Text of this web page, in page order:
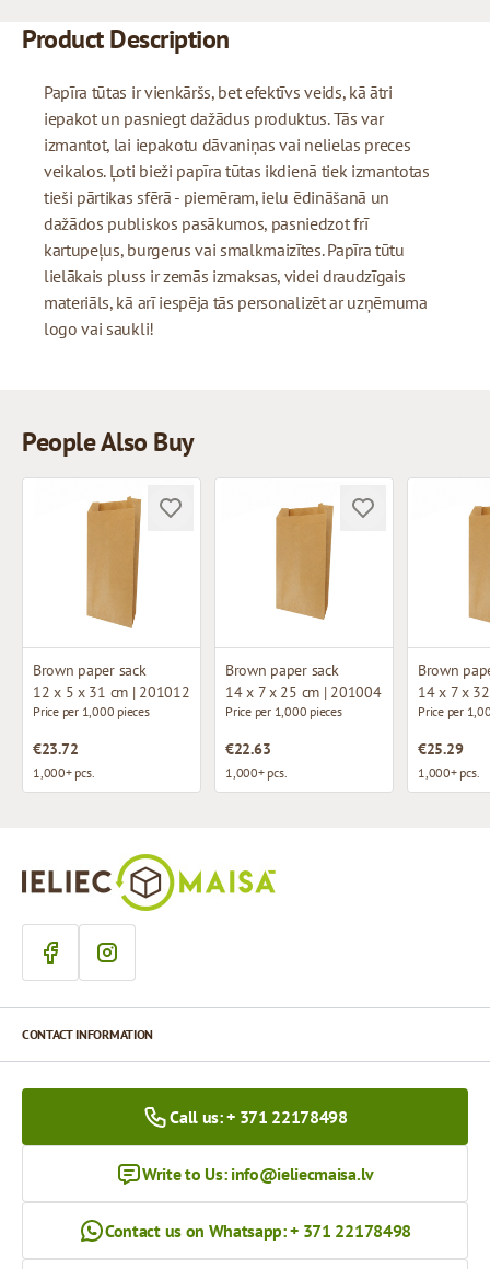
Product Description
Papīra tūtas ir vienkāršs, bet efektīvs veids, kā ātri
iepakot un pasniegt dažādus produktus. Tās var
izmantot, lai iepakotu dāvaniņas vai nelielas preces
veikalos. Ļoti bieži papīra tūtas ikdienā tiek izmantotas
tieši pārtikas sfērā - piemēram, ielu ēdināšanā un
dažādos publiskos pasākumos, pasniedzot frī
kartupeļus, burgerus vai smalkmaizītes. Papīra tūtu
lielākais pluss ir zemās izmaksas, videi draudzīgais
materiāls, kā arī iespēja tās personalizēt ar uzņēmuma
logo vai saukli!
People Also Buy
Brown paper sack
12 x 5 x 31 cm | 201012
Price per 1,000 pieces
€23.72
1,000+ pcs.
Brown paper sack
14 x 7 x 25 cm | 201004
Price per 1,000 pieces
€22.63
1,000+ pcs.
Brown
14 x 7 x
Price per
€25.29
1,000+ pcs.
CONTACT INFORMATION
Call us: + 371 22178498
Write to Us: info@ieliecmaisa.lv
Contact us on Whatsapp: + 371 22178498